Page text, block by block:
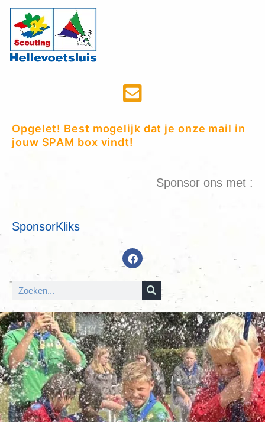
Opgelet! Best mogelijk dat je onze mail in
jouw SPAM box vindt!
Sponsor ons met :
SponsorKliks